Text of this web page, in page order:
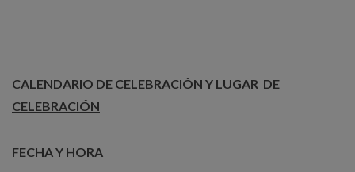
CALENDARIO DE CELEBRACIÓN Y LUGAR DE
CELEBRACIÓN
FECHA Y HORA